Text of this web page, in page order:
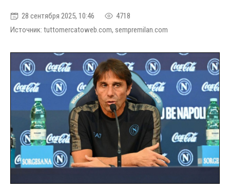
28 сентября 2025, 10:46
4718
Источник: tuttomercatoweb.com, sempremilan.com